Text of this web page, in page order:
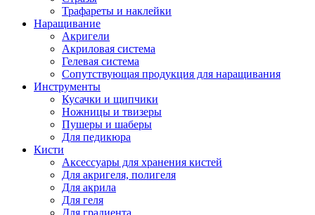
Трафареты и наклейки
Наращивание
Акригели
Акриловая система
Гелевая система
Сопутствующая продукция для наращивания
Инструменты
Кусачки и щипчики
Ножницы и твизеры
Пушеры и шаберы
Для педикюра
Кисти
Аксессуары для хранения кистей
Для акригеля, полигеля
Для акрила
Для геля